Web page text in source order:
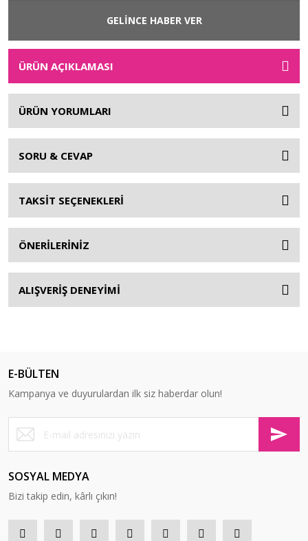
GELİNCE HABER VER
ÜRÜN AÇIKLAMASI
ÜRÜN YORUMLARI
SORU & CEVAP
TAKSİT SEÇENEKLERİ
ÖNERİLERİNİZ
ALIŞVERİŞ DENEYİMİ
E-BÜLTEN
Kampanya ve duyurulardan ilk siz haberdar olun!
SOSYAL MEDYA
Bizi takip edin, kârlı çıkın!